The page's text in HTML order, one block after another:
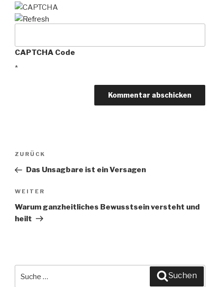
CAPTCHA Code
*
Beitragsnavigation
Vorheriger
Beitrag
ZURÜCK
Das Unsagbare ist ein Versagen
Nächster
Beitrag
WEITER
Warum ganzheitliches Bewusstsein versteht und
heilt
Suchen